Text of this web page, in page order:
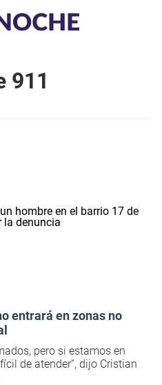
911
entrará en zonas no
pero si estamos en
de atender”, dijo Cristian